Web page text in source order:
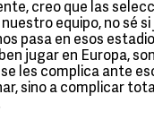
creo que las
equipo, no sé
pasa en esos
jugar en Europa,
se les complica ante
sino a complicar